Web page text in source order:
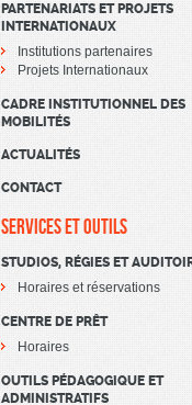
PARTENARIATS ET PROJETS
INTERNATIONAUX
Institutions partenaires
Projets Internationaux
CADRE INSTITUTIONNEL DES
MOBILITÉS
ACTUALITÉS
CONTACT
SERVICES ET OUTILS
STUDIOS, RÉGIES ET
Horaires et réservations
CENTRE DE PRÊT
Horaires
OUTILS PÉDAGOGIQUE ET
ADMINISTRATIFS